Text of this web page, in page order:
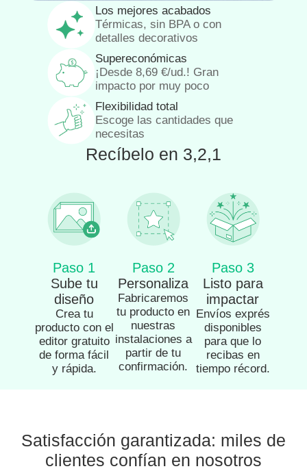
Los mejores acabados
Térmicas, sin BPA o con
detalles decorativos
Supereconómicas
¡Desde 8,69 €/ud.! Gran
impacto por muy poco
Flexibilidad total
Escoge las cantidades que
necesitas
Recíbelo en 3,2,1
Paso 1
Sube tu
diseño
Crea tu
producto con el
editor gratuito
de forma fácil
y rápida.
Paso 2
Personaliza
Fabricaremos
tu producto en
nuestras
instalaciones a
partir de tu
confirmación.
Paso 3
Listo para
impactar
Envíos exprés
disponibles
para que lo
recibas en
tiempo récord.
Satisfacción garantizada: miles de
clientes confían en nosotros